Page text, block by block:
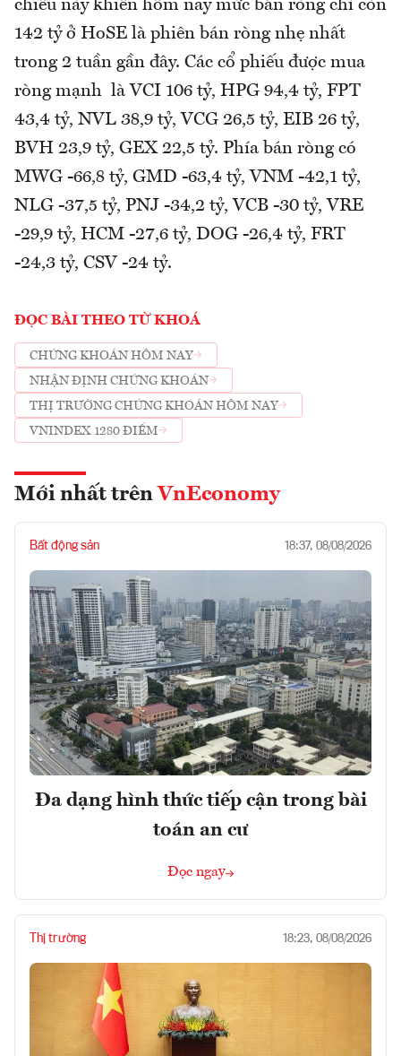
chiều này khiến hôm nay mức bán ròng chỉ còn
142 tỷ ở HoSE là phiên bán ròng nhẹ nhất
trong 2 tuần gần đây. Các cổ phiếu được mua
ròng mạnh là VCI 106 tỷ, HPG 94,4 tỷ, FPT
43,4 tỷ, NVL 38,9 tỷ, VCG 26,5 tỷ, EIB 26 tỷ,
BVH 23,9 tỷ, GEX 22,5 tỷ. Phía bán ròng có
MWG -66,8 tỷ, GMD -63,4 tỷ, VNM -42,1 tỷ,
NLG -37,5 tỷ, PNJ -34,2 tỷ, VCB -30 tỷ, VRE
-29,9 tỷ, HCM -27,6 tỷ, DOG -26,4 tỷ, FRT
-24,3 tỷ, CSV -24 tỷ.
ĐỌC BÀI THEO TỪ KHOÁ
CHỨNG KHOÁN HÔM NAY
NHẬN ĐỊNH CHỨNG KHOÁN
THỊ TRƯỜNG CHỨNG KHOÁN HÔM NAY
VNINDEX 1280 ĐIỂM
Mới nhất trên VnEconomy
Bất động sản 18:37, 08/08/2026
Đa dạng hình thức tiếp cận trong bài
toán an cư
Đọc ngay
Thị trường 18:23, 08/08/2026